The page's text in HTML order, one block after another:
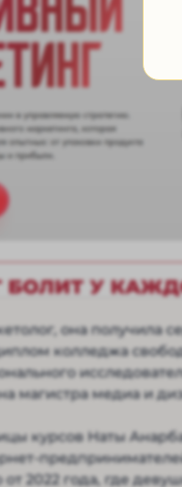
она получила
колледжа
магистра медиа и
курсов Наты
2022 года, где